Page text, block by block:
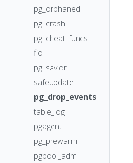
pg_orphaned
pg_crash
pg_cheat_funcs
fio
pg_savior
safeupdate
pg_drop_events
table_log
pgagent
pg_prewarm
pgpool_adm